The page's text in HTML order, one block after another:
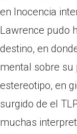
en Inocencia
Lawrence pudo
destino, en
mental sobre su
estereotipo, en
surgido de el
muchas